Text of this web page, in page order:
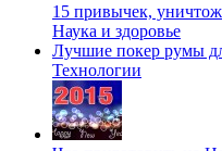
15 привычек,
Наука и здоровье
Лучшие покер румы
Технологии